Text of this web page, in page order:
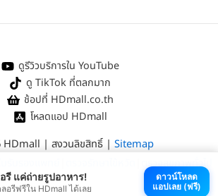
ดูรีวิวบริการใน YouTube
ดู TikTok ที่ตลกมาก
ช้อปที่ HDmall.co.th
โหลดแอป HDmall
HDmall | สงวนลิขสิทธิ์ | Sitemap
ตรวจสุขภาพทั่วไป
รี แค่ถ่ายรูปอาหาร!
รีฟรีใน HDmall ได้เลย
ดาวน์โหลด
แอปเลย (ฟรี)